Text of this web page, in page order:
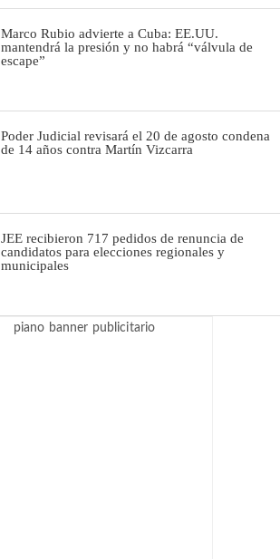
Marco Rubio advierte a Cuba: EE.UU.
mantendrá la presión y no habrá “válvula de
escape”
Poder Judicial revisará el 20 de agosto condena
de 14 años contra Martín Vizcarra
JEE recibieron 717 pedidos de renuncia de
candidatos para elecciones regionales y
municipales